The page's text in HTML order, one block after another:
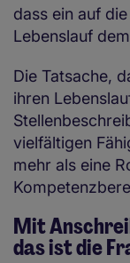
dass ein auf
Lebenslauf
Die Tatsache,
ihren
vielfältigen
mehr als eine
Mit
das ist die